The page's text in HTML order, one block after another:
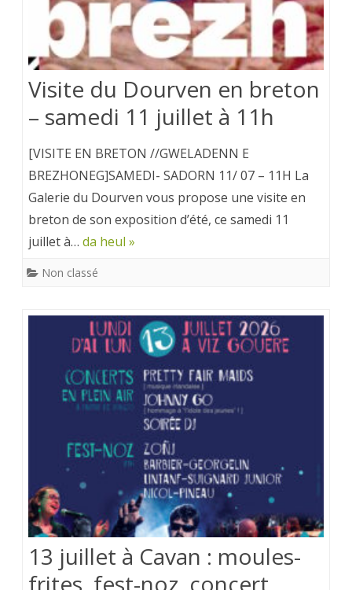
Visite du Dourven en breton
– samedi 11 juillet à 11h
[VISITE EN BRETON //GWELADENN E
BREZHONEG]SAMEDI- SADORN 11/ 07 – 11H La
Galerie du Dourven vous propose une visite en
breton de son exposition d’été, ce samedi 11
juillet à… da heul »
Non classé
13 juillet à Cavan : moules-
frites, fest-noz, concert